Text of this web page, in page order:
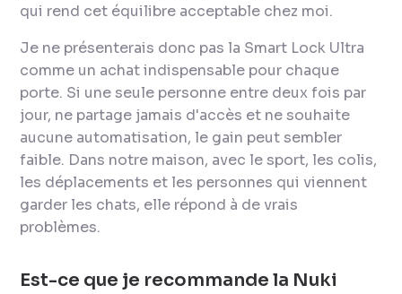
qui rend cet équilibre acceptable chez moi.
Je ne présenterais donc pas la Smart Lock Ultra
comme un achat indispensable pour chaque
porte. Si une seule personne entre deux fois par
jour, ne partage jamais d'accès et ne souhaite
aucune automatisation, le gain peut sembler
faible. Dans notre maison, avec le sport, les colis,
les déplacements et les personnes qui viennent
garder les chats, elle répond à de vrais
problèmes.
Est-ce que je recommande la Nuki